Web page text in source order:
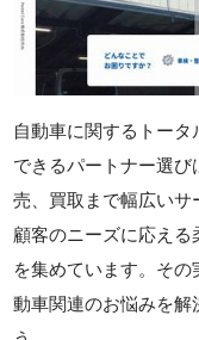
自動車に関するトー
できるパートナー選
売、買取まで幅広いサ
顧客のニーズに応え
を集めています。そ
動車関連のお悩みを解